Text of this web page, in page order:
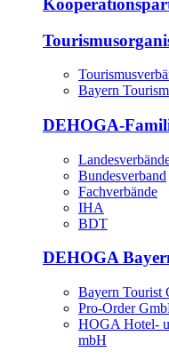
Bayern
DEHOGA-
Bundesverband
Fachverbände
IHA
BDT
DEHOGA
Bayern Tourist
Pro-Order
HOGA Hotel-
mbH